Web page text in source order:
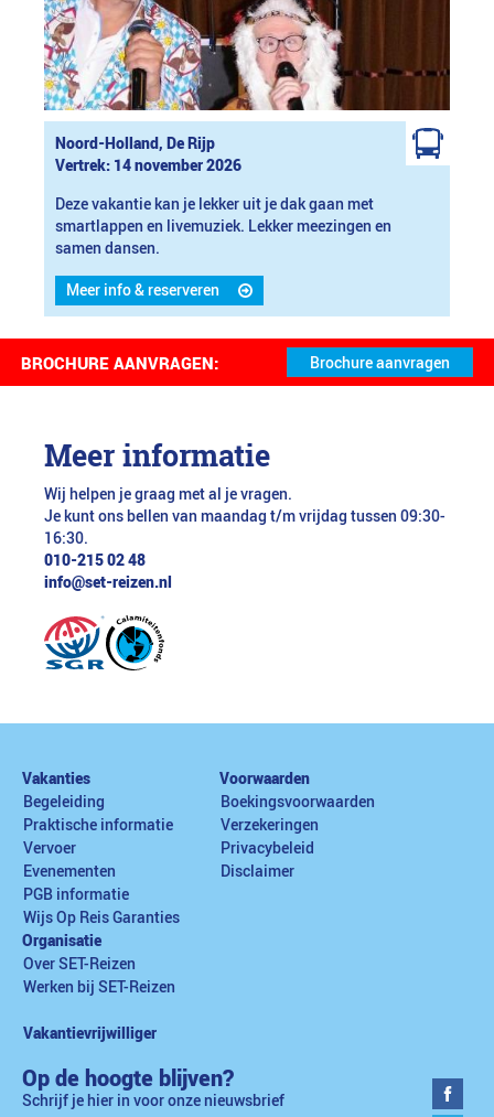
Noord-Holland, De Rijp
Vertrek: 14 november 2026
Deze vakantie kan je lekker uit je dak gaan met
smartlappen en livemuziek. Lekker meezingen en
samen dansen.
Meer info & reserveren
BROCHURE AANVRAGEN:
Meer informatie
Wij helpen je graag met al je vragen.
Je kunt ons bellen van maandag t/m vrijdag tussen 09:30-
16:30.
010-215 02 48
info@set-reizen.nl
Vakanties
Begeleiding
Praktische informatie
Vervoer
Evenementen
PGB informatie
Wijs Op Reis Garanties
Voorwaarden
Boekingsvoorwaarden
Verzekeringen
Privacybeleid
Disclaimer
Organisatie
Over SET-Reizen
Werken bij SET-Reizen
Vakantievrijwilliger
Op de hoogte blijven?
Schrijf je hier in voor onze nieuwsbrief